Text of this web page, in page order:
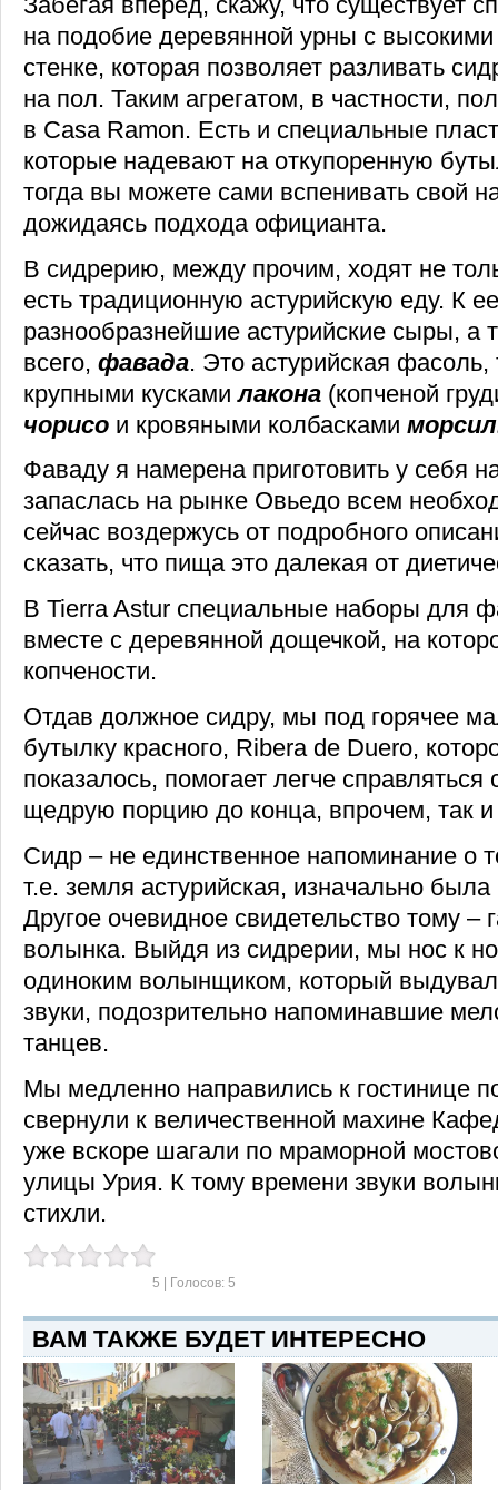
на подобие деревянной урны с
стенке, которая позволяет разливать
на пол. Таким агрегатом, в частности,
в Casa Ramon. Есть и специальные
которые надевают на откупоренную
тогда вы можете сами вспенивать свой
дожидаясь подхода официанта.
В сидрерию, между прочим, ходят не
есть традиционную астурийскую еду. К
разнообразнейшие астурийские сыры, а
всего, фавада. Это астурийская
крупными кускамилакона (копченой
чорисо и кровяными колбасками
Фаваду я намерена приготовить у себя
запаслась на рынке Овьедо всем
сейчас воздержусь от подробного
сказать, что пища это далекая от
В Tierra Astur специальные наборы для
вместе с деревянной дощечкой, на
копчености.
Отдав должное сидру, мы под горячее
бутылку красного, Ribera de Duero,
показалось, помогает легче
щедрую порцию до конца, впрочем, так и
Сидр – не единственное напоминание о
т.е. земля астурийская, изначально
Другое очевидное свидетельство тому –
волынка. Выйдя из сидрерии, мы нос к
одиноким волынщиком, который выдувал
звуки, подозрительно напоминавшие
танцев.
Мы медленно направились к гостинице
свернули к величественной махине
уже вскоре шагали по мраморной
улицы Урия. К тому времени звуки
стихли.
5 | Голосов: 5
ВАМ ТАКЖЕ БУДЕТ ИНТЕРЕСНО